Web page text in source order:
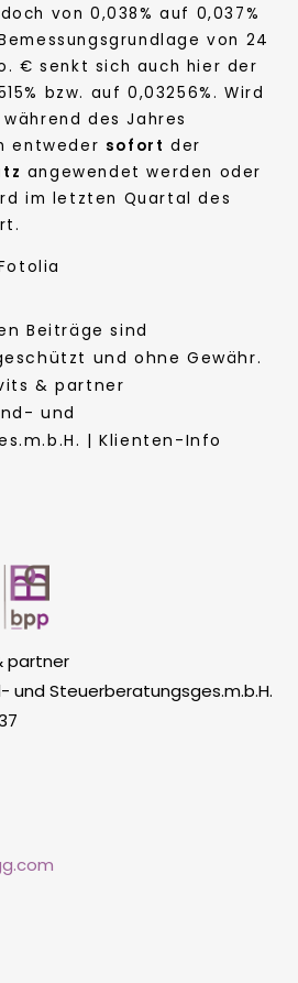
von 0,038% auf 0,037%
von 24
€ senkt sich auch hier der
bzw. auf 0,03256%. Wird
während des Jahres
entweder sofort der
angewendet werden oder
im letzten Quartal des
Beiträge sind
und ohne Gewähr.
& partner
und
| Klienten-Info
partner
Steuerberatungsges.m.b.H.